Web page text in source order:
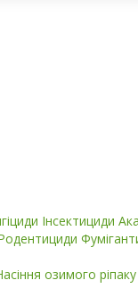
Інсектициди
озимого ріпаку